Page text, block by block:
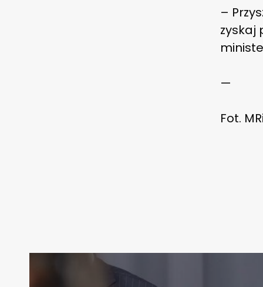
–
zyskaj
—
Fot.